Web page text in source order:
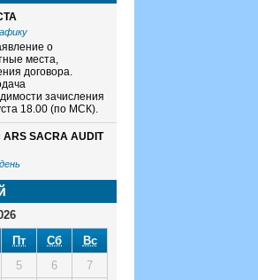
о
места,
договора.
зачисления
18.00 (по МСК).
SACRA AUDIT
Пт Сб
Вс
5 6
7